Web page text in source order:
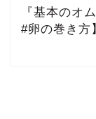
『基本のオ
#卵の巻き方